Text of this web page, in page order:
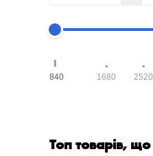
840 1680 2520
Топ товарів,